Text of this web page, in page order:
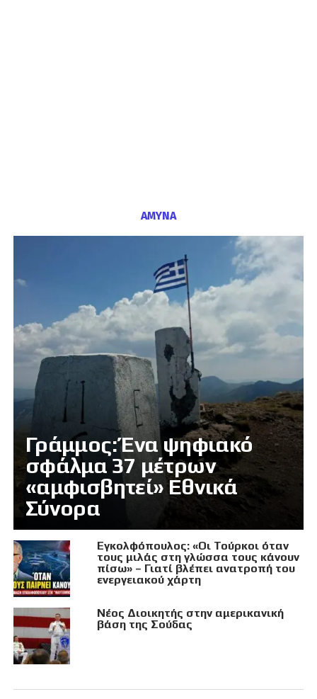
ΑΜΥΝΑ
Γράμμος: Ένα ψηφιακό
σφάλμα 37 μέτρων
«αμφισβητεί» Εθνικά
Σύνορα
Εγκολφόπουλος: «Οι Τούρκοι όταν
τους μιλάς στη γλώσσα τους κάνουν
πίσω» – Γιατί βλέπει ανατροπή του
ενεργειακού χάρτη
Νέος Διοικητής στην αμερικανική
βάση της Σούδας